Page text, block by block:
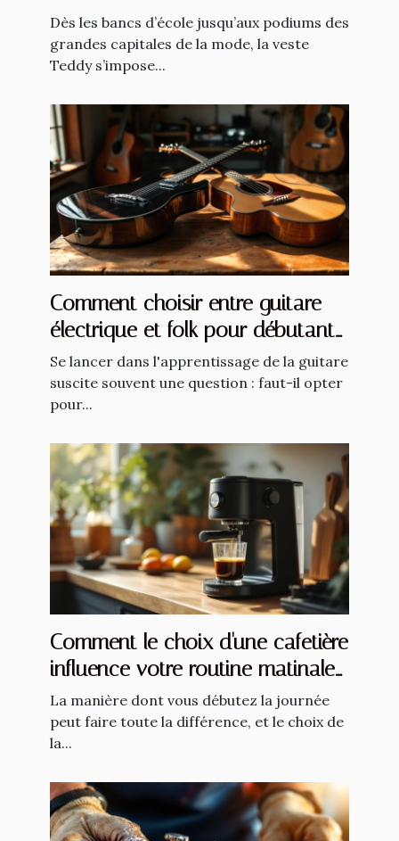
saisonnières ?
Dès les bancs d’école jusqu’aux podiums des
grandes capitales de la mode, la veste
Teddy s’impose...
Comment choisir entre guitare
électrique et folk pour débutants
?
Se lancer dans l'apprentissage de la guitare
suscite souvent une question : faut-il opter
pour...
Comment le choix d'une cafetière
influence votre routine matinale
?
La manière dont vous débutez la journée
peut faire toute la différence, et le choix de
la...